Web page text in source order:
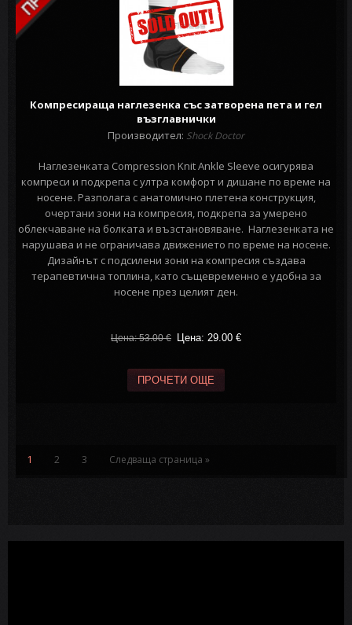
Компресираща наглезенка със затворена пета и гел
възглавнички
Производител: Shock Doctor
Наглезенката Compression Knit Ankle Sleeve осигурява
компреси и подкрепа с ултра комфорт и дишане по време на
носене. Разполага с анатомично плетена конструкция,
очертани зони на компресия, подкрепа за умерено
облекчаване на болката и възстановяване. Наглезенката не
нарушава и не ограничава движението по време на носене.
Дизайнът с подсилени зони на компресия създава
терапевтична топлина, като същевременно е удобна за
носене през целият ден.
Цена: 53.00€ Цена: 29.00 €
ПРОЧЕТИ ОЩЕ
1 2 3 Следваща страница »